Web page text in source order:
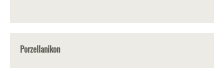
Porzellanikon